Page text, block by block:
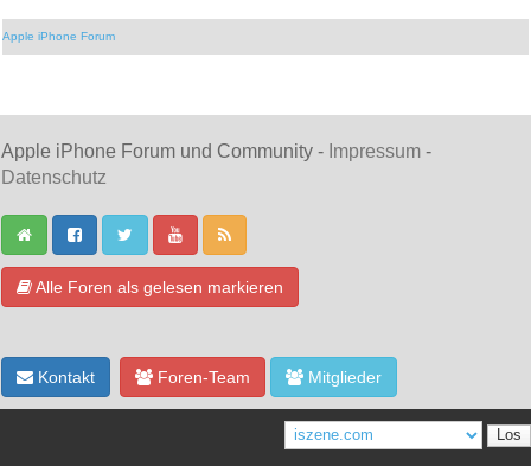
Apple iPhone Forum
Apple iPhone Forum und Community - Impressum -
Datenschutz
Alle Foren als gelesen markieren
Kontakt Foren-Team Mitglieder